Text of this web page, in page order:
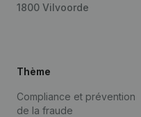
1800 Vilvoorde
Thème
Compliance et prévention
de la fraude